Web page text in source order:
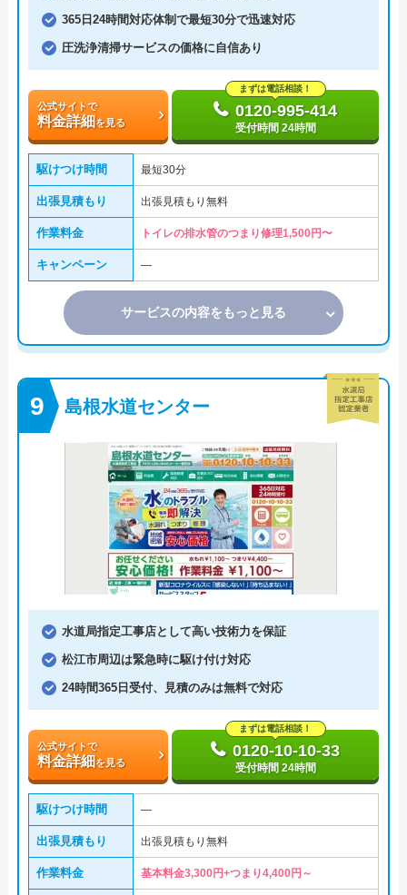
365日24時間対応体制で最短30分で迅速対応
圧洗浄清掃サービスの価格に自信あり
公式サイトで
料金詳細を見る
まずは電話相談！
0120-995-414
受付時間 24時間
駆けつけ時間 最短30分
出張見積もり 出張見積もり無料
作業料金 トイレの排水管のつまり修理1,500円〜
キャンペーン ―
サービスの内容をもっと見る
島根水道センター
水道局指定工事店として高い技術力を保証
松江市周辺は緊急時に駆け付け対応
24時間365日受付、見積のみは無料で対応
公式サイトで
料金詳細を見る
まずは電話相談！
0120-10-10-33
受付時間 24時間
駆けつけ時間 ―
出張見積もり 出張見積もり無料
作業料金 基本料金3,300円+つまり4,400円～